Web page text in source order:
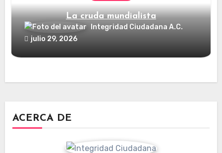
La cruda mundialista
Integridad Ciudadana A.C.
julio 29, 2026
ACERCA DE